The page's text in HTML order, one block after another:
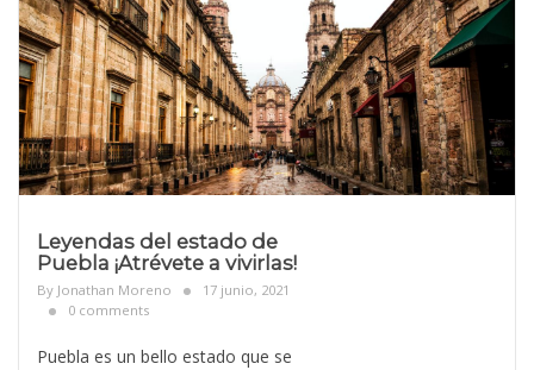
Leyendas del estado de
Puebla ¡Atrévete a vivirlas!
By Jonathan Moreno
17 junio, 2021
0 comments
Puebla es un bello estado que se